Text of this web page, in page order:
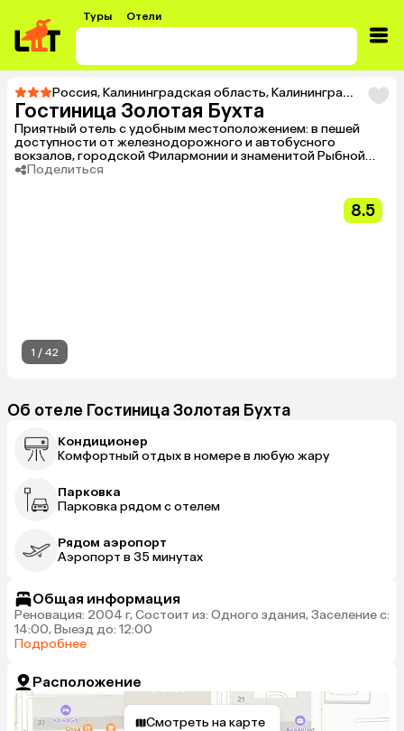
Туры Отели
Россия,Калининградская область,Калининград Тур в
Гостиница Золотая Бухта
Приятный отель с удобным местоположением: в пешей
доступности от железнодорожного и автобусного
вокзалов, городской Филармонии и знаменитой Рыбной
деревни. Предлагает различные типы номеров, среди них
стандартные номера, а также полулюкс-студио и полулюкс.
Поделиться
8.5
1 / 42
Об отеле Гостиница Золотая Бухта
Кондиционер
Комфортный отдых в номере в любую жару
Парковка
Парковка рядом с отелем
Рядом аэропорт
Аэропорт в 35 минутах
Общая информация
Реновация: 2004 г, Состоит из: Одного здания, Заселение с:
14:00, Выезд до: 12:00
Подробнее
Расположение
Смотреть на карте